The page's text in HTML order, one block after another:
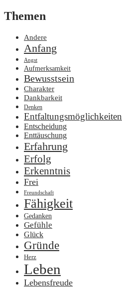
Themen
Andere
Anfang
Angst
Aufmerksamkeit
Bewusstsein
Charakter
Dankbarkeit
Denken
Entfaltungsmöglichkeiten
Entscheidung
Enttäuschung
Erfahrung
Erfolg
Erkenntnis
Frei
Freundschaft
Fähigkeit
Gedanken
Gefühle
Glück
Gründe
Herz
Leben
Lebensfreude